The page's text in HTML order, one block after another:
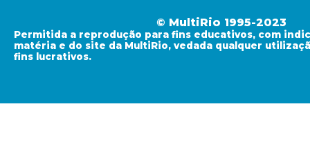
© MultiRio 1995-2023
Permitida a reprodução para fins educativos, com
matéria e do site da MultiRio, vedada qualquer
fins lucrativos.